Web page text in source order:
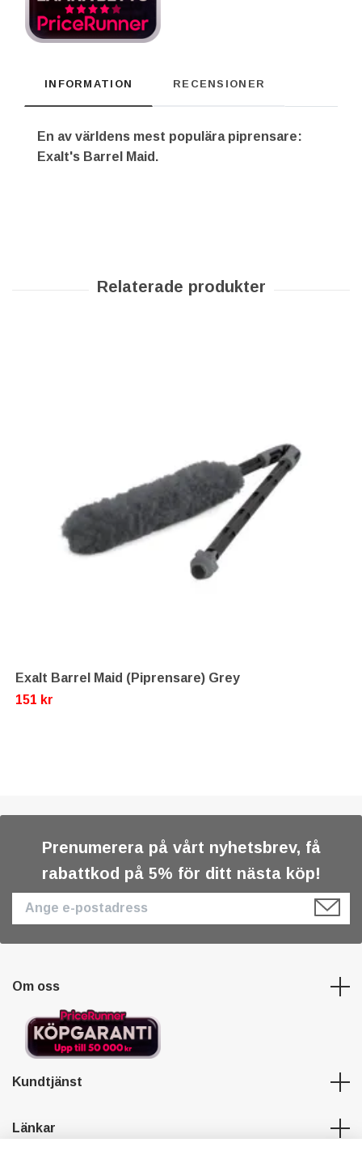
INFORMATION RECENSIONER
En av världens mest populära piprensare:
Exalt's Barrel Maid.
Exalt Barrel Maid (Piprensare) Grey
151 kr
Prenumerera på vårt nyhetsbrev, få
rabattkod på 5% för ditt nästa köp!
Om oss
Kundtjänst
Länkar